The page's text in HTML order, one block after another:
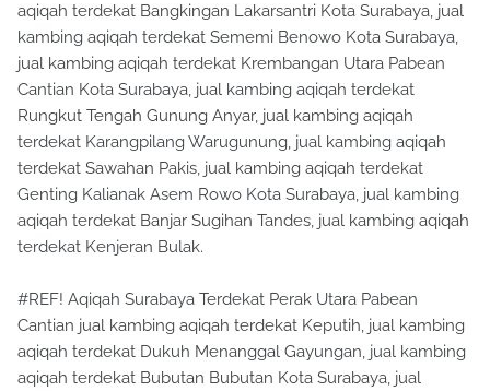
aqiqah terdekat Bangkingan Lakarsantri Kota Surabaya, jual
kambing aqiqah terdekat Sememi Benowo Kota Surabaya,
jual kambing aqiqah terdekat Krembangan Utara Pabean
Cantian Kota Surabaya, jual kambing aqiqah terdekat
Rungkut Tengah Gunung Anyar, jual kambing aqiqah
terdekat Karangpilang Warugunung, jual kambing aqiqah
terdekat Sawahan Pakis, jual kambing aqiqah terdekat
Genting Kalianak Asem Rowo Kota Surabaya, jual kambing
aqiqah terdekat Banjar Sugihan Tandes, jual kambing aqiqah
terdekat Kenjeran Bulak.
#REF! Aqiqah Surabaya Terdekat Perak Utara Pabean
Cantian jual kambing aqiqah terdekat Keputih, jual kambing
aqiqah terdekat Dukuh Menanggal Gayungan, jual kambing
aqiqah terdekat Bubutan Bubutan Kota Surabaya, jual